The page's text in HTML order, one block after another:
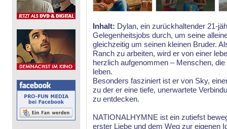
Inhalt: Dylan, ein zurückhaltender 21-
Gelegenheitsjobs durch, um seine
gleichzeitig um seinen kleinen Bruder.
Ranch zu arbeiten, wird er von einer
herzlich aufgenommen – Menschen,
leben.
Besonders fasziniert ist er von Sky,
zu der er eine tiefe, unerwartete
zu entdecken.
NATIONALHYMNE ist ein zutiefst
erster Liebe und dem Weg zur eigenen